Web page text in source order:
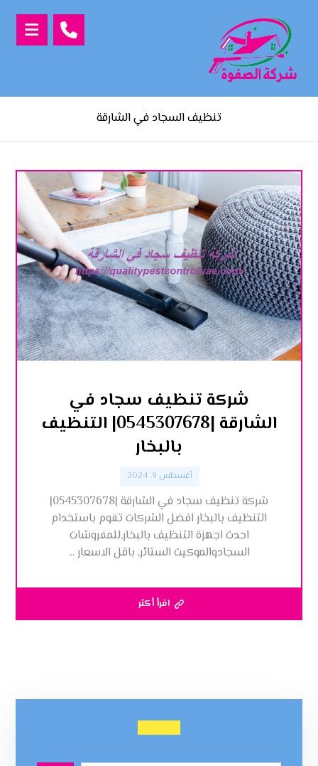
تنظيف السجاد في الشارقة
شركة تنظيف سجاد في
الشارقة |0545307678| التنظيف
بالبخار
أغسطس 9, 2024
شركة تنظيف سجاد في الشارقة |0545307678|
التنظيف بالبخار افضل الشركات تقوم باستخدام
احدث اجهزة التنظيف بالبخار,للمفروشات
السجادوالموكيت الستائر, باقل الاسعار ...
اقرأ أكثر